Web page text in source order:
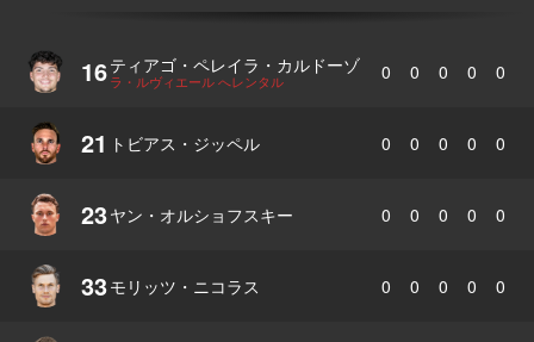
16ティアゴ・ペレイラ・カルドーゾ
ラ・ルヴィエール へレンタル 0 0 0 0 0
21 トビアス・ジッペル 0 0 0 0 0
23ヤン・オルショフスキー 0 0 0 0 0
33モリッツ・ニコラス 0 0 0 0 0